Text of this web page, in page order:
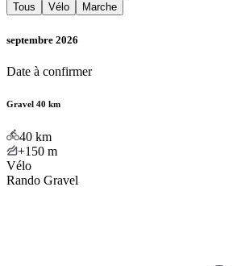
Tous Vélo Marche
septembre 2026
Date à confirmer
Gravel 40 km
40 km
+150 m
Vélo
Rando Gravel